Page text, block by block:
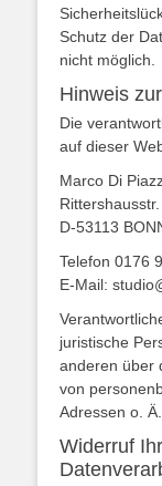
Schutz der
nicht möglich.
Hinweis
Die
auf dieser
Marco Di
Rittershausstr.
D-53113
Telefon ‭0176
E-Mail:
juristische
anderen über
von
Adressen o.
Widerruf